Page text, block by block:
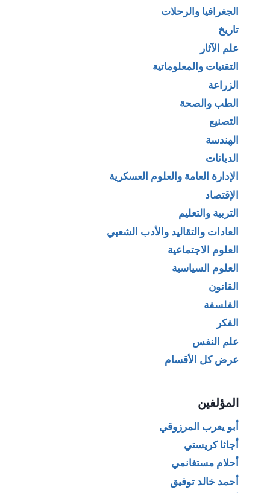
الجغرافيا والرحلات
تاريخ
علم الآثار
التقنيات والمعلوماتية
الزراعة
الطب والصحة
التصنيع
الهندسة
الديانات
الإدارة العامة والعلوم العسكرية
الإقتصاد
التربية والتعليم
العادات والتقاليد والأدب الشعبي
العلوم الاجتماعية
العلوم السياسية
القانون
الفلسفة
الفكر
علم النفس
عرض كل الأقسام
المؤلفين
أبو يعرب المرزوقي
أجاثا كريستي
أحلام مستغانمي
أحمد خالد توفيق